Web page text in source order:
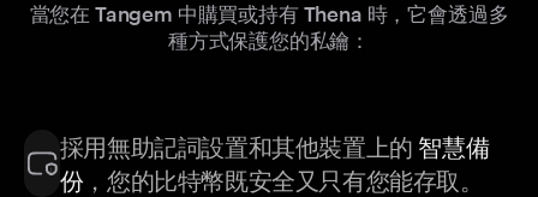
當您在 Tangem 中購買或持有 Thena 時，它會透過多
種方式保護您的私鑰：
採用無助記詞設置和其他裝置上的 智慧備
份，您的比特幣既安全又只有您能存取。